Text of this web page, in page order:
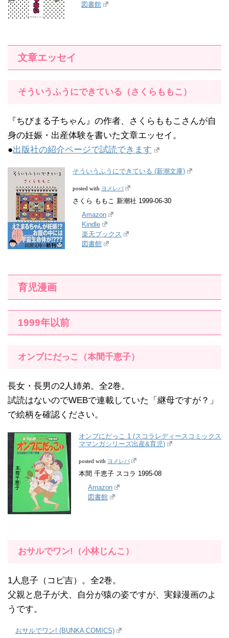
図書館
文章エッセイ
そういうふうにできている（さくらももこ）
『ちびまる子ちゃん』の作者、さくらももこさんが自
身の妊娠・出産体験を書いた文章エッセイ。
●出版社の紹介ページで試読できます
そういうふうにできている (新潮文庫)
posted with ヨメレバ
さくら ももこ 新潮社 1999-06-30
Amazon
Kindle
楽天ブックス
図書館
育児漫画
1999年以前
オンブにだっこ（本間千恵子）
長女・長男の2人姉弟。全2巻。
試読はないのでWEBで連載していた「継母ですが？」
で絵柄を確認ください。
オンブにだっこ 1 (スコラレディースコミックス
ママンガシリーズ出産&育児)
posted with ヨメレバ
本間 千恵子 スコラ 1995-08
Amazon
図書館
おサルでワン!（小林じんこ）
1人息子（コピ吉）。全2巻。
父親と息子が犬、自分が猿の姿ですが、実録漫画のよ
うです。
おサルでワン! (BUNKA COMICS)